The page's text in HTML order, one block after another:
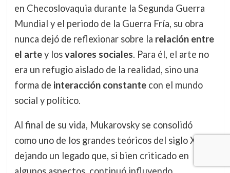
en Checoslovaquia durante la Segunda Guerra
Mundial y el periodo de la Guerra Fría, su obra
nunca dejó de reflexionar sobre la relación entre
el artey losvalores sociales. Para él, el arte no
era un refugio aislado de la realidad, sino una
forma de interacción constantecon el mundo
social y político.
Al final de su vida, Mukarovsky se consolidó
como uno de los grandes teóricos del siglo XX,
dejando un legado que, si bien criticado en